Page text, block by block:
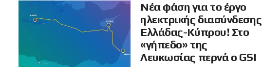
Νέα φάση για το έργο
ηλεκτρικής διασύνδεσης
Ελλάδας-Κύπρου! Στο
«γήπεδο» της
Λευκωσίας περνά ο GSI